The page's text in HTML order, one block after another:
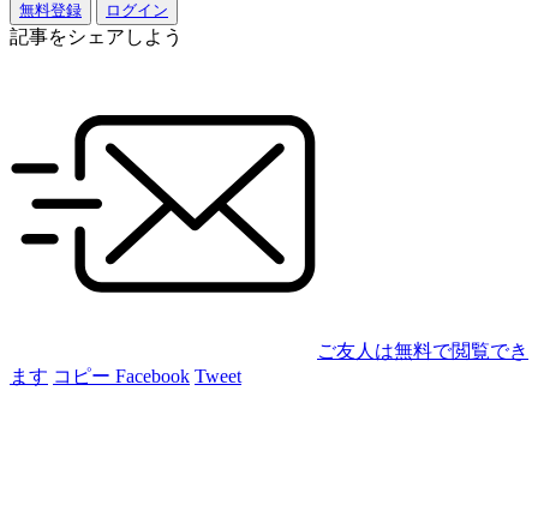
無料登録 ログイン
記事をシェアしよう
ご友人は無料で閲覧でき
ます コピー Facebook Tweet